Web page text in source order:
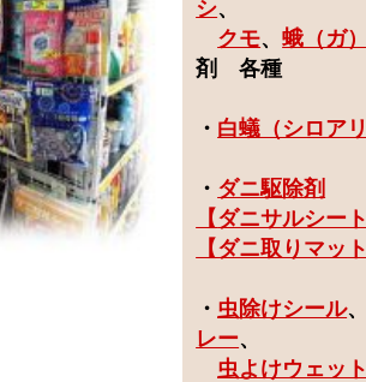
シ、
クモ、蛾（ガ
剤 各種
・ 白蟻（シロア
・ ダニ駆除剤
【ダニサルシー
【ダニ取りマ
・ 虫除けシール
レー、
虫よけウェッ